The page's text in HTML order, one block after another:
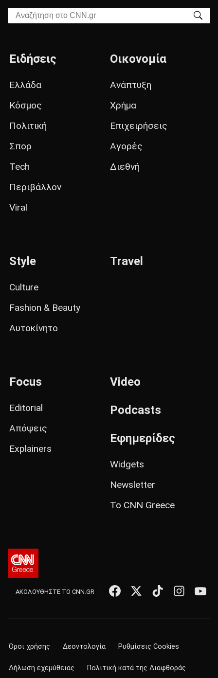
Αναζήτηση στο CNN.gr
Ειδήσεις
Ελλάδα
Κόσμος
Πολιτική
Σπορ
Tech
Περιβάλλον
Viral
Οικονομία
Ανάπτυξη
Χρήμα
Επιχειρήσεις
Αγορές
Διεθνή
Style
Culture
Fashion & Beauty
Αυτοκίνητο
Travel
Focus
Editorial
Απόψεις
Explainers
Video
Podcasts
Εφημερίδες
Widgets
Newsletter
Το CNN Greece
ΑΚΟΛΟΥΘΗΣΤΕ ΤΟ CNN.GR
Όροι χρήσης Δεοντολογία Ρυθμίσεις Cookies
Δήλωση εχεμύθειας Πολιτική κατά της Διαφθοράς